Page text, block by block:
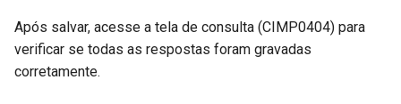
Após salvar, acesse a tela de consulta (CIMP0404) para
verificar se todas as respostas foram gravadas
corretamente.